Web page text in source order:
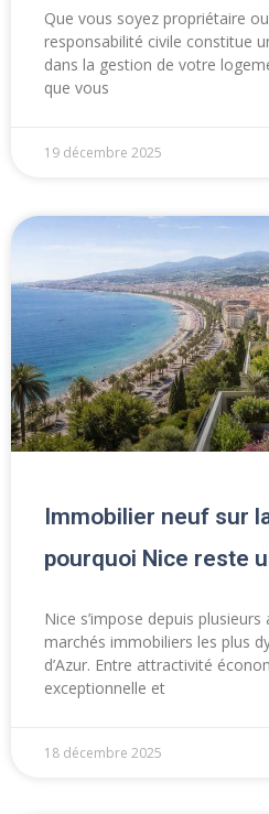
Que vous soyez propriétaire
responsabilité civile constitue
dans la gestion de votre
que vous
19 décembre 2025
Immobilier neuf sur
pourquoi Nice reste
Nice s’impose depuis plusieurs
marchés immobiliers les plus
d’Azur. Entre attractivité
exceptionnelle et
18 décembre 2025